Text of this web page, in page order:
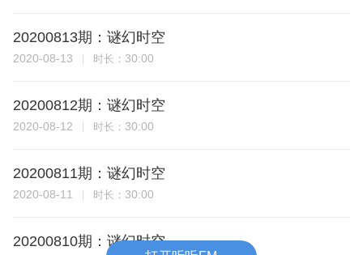
20200813期：谜幻时空
2020-08-13 时长： 30:00
20200812期：谜幻时空
2020-08-12 时长： 30:00
20200811期：谜幻时空
2020-08-11 时长： 30:00
20200810期：谜幻时空